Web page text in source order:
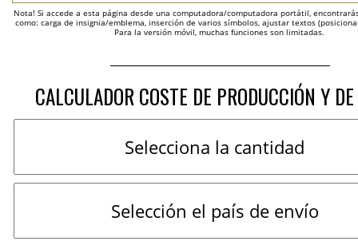
Nota! Si accede a esta página desde una computadora/computadora portátil,
como: carga de insignia/emblema, inserción de varios símbolos, ajustar textos
Para la versión móvil, muchas funciones son limitadas.
CALCULADOR COSTE DE PRODUCCIÓN Y